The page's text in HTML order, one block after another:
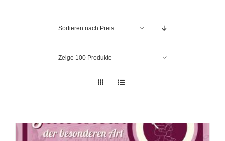
Sortieren nach Preis
Zeige 100 Produkte